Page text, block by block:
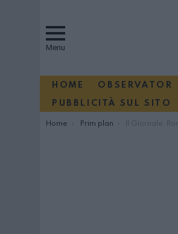
Menu
HOME OBSERVATOR
PUBBLICITÀ SUL SITO
You are here:
Home Prim plan Il Giornale: